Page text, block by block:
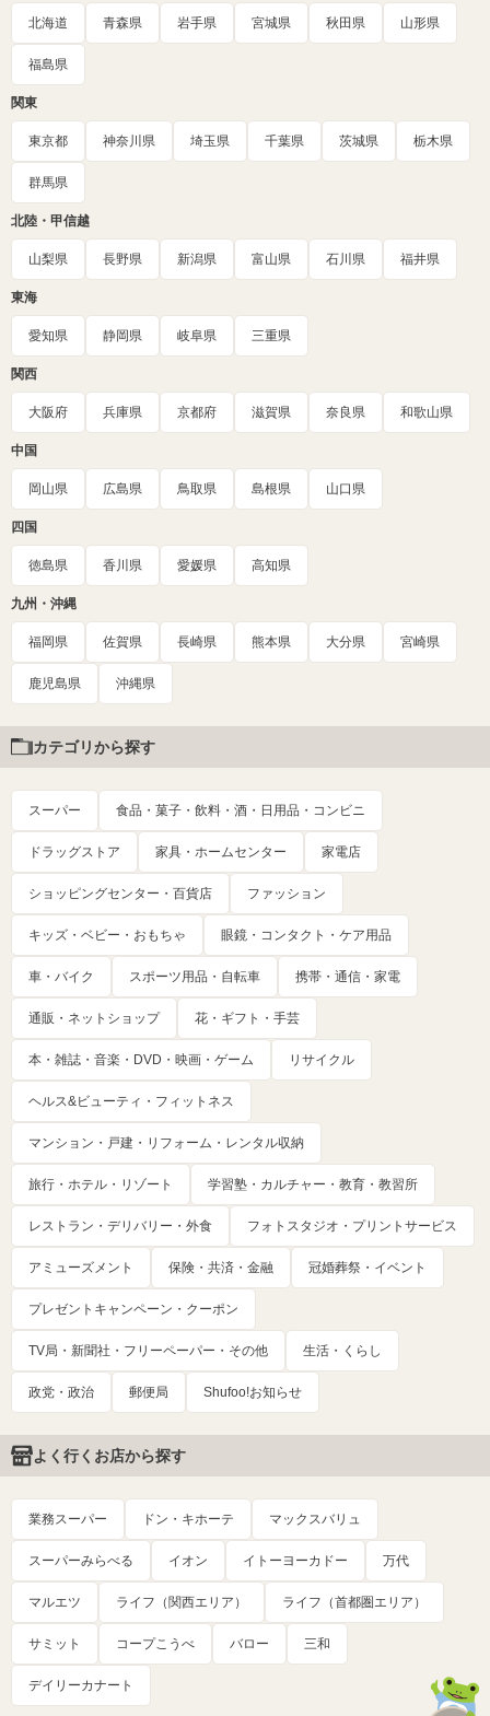
北海道 青森県 岩手県 宮城県 秋田県 山形県
福島県
関東
東京都 神奈川県 埼玉県 千葉県 茨城県 栃木県
群馬県
北陸・甲信越
山梨県 長野県 新潟県 富山県 石川県 福井県
東海
愛知県 静岡県 岐阜県 三重県
関西
大阪府 兵庫県 京都府 滋賀県 奈良県 和歌山県
中国
岡山県 広島県 鳥取県 島根県 山口県
四国
徳島県 香川県 愛媛県 高知県
九州・沖縄
福岡県 佐賀県 長崎県 熊本県 大分県 宮崎県
鹿児島県 沖縄県
カテゴリから探す
スーパー 食品・菓子・飲料・酒・日用品・コンビニ
ドラッグストア 家具・ホームセンター 家電店
ショッピングセンター・百貨店 ファッション
キッズ・ベビー・おもちゃ 眼鏡・コンタクト・ケア用品
車・バイク スポーツ用品・自転車 携帯・通信・家電
通販・ネットショップ 花・ギフト・手芸
本・雑誌・音楽・DVD・映画・ゲーム リサイクル
ヘルス&ビューティ・フィットネス
マンション・戸建・リフォーム・レンタル収納
旅行・ホテル・リゾート 学習塾・カルチャー・教育・教習所
レストラン・デリバリー・外食 フォトスタジオ・プリントサービス
アミューズメント 保険・共済・金融 冠婚葬祭・イベント
プレゼントキャンペーン・クーポン
TV局・新聞社・フリーペーパー・その他 生活・くらし
政党・政治 郵便局 Shufoo!お知らせ
よく行くお店から探す
業務スーパー ドン・キホーテ マックスバリュ
スーパーみらべる イオン イトーヨーカドー 万代
マルエツ ライフ（関西エリア） ライフ（首都圏エリア）
サミット コープこうべ バロー 三和
デイリーカナート